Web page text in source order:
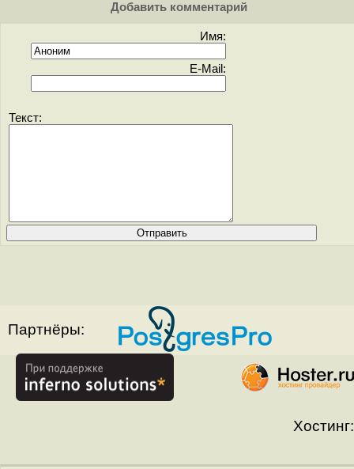
Добавить комментарий
Имя:
E-Mail:
Текст:
Партнёры:
Хостинг: